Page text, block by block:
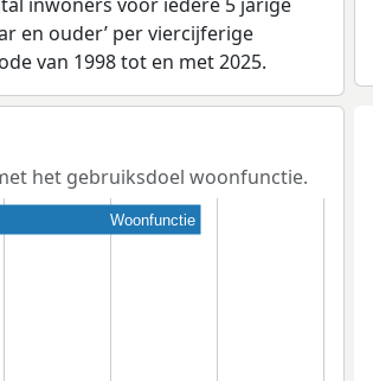
en ouder’ per viercijferige
van 1998 tot en met 2025.
het gebruiksdoel woonfunctie.
Woonfunctie